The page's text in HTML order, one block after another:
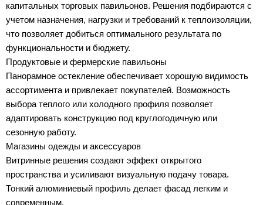
капитальных торговых павильонов. Решения подбираются с
учетом назначения, нагрузки и требований к теплоизоляции,
что позволяет добиться оптимального результата по
функциональности и бюджету.
Продуктовые и фермерские павильоны
Панорамное остекление обеспечивает хорошую видимость
ассортимента и привлекает покупателей. Возможность
выбора теплого или холодного профиля позволяет
адаптировать конструкцию под круглогодичную или
сезонную работу.
Магазины одежды и аксессуаров
Витринные решения создают эффект открытого
пространства и усиливают визуальную подачу товара.
Тонкий алюминиевый профиль делает фасад легким и
современным.